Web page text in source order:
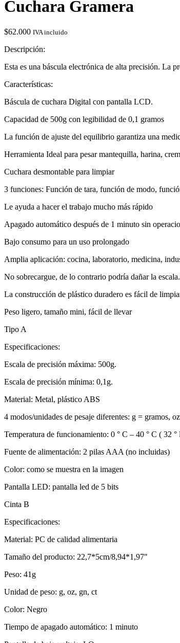
Cuchara Gramera
$62.000 IVA incluido
Descripción:
Esta es una báscula electrónica de alta precisión. La
Características:
Báscula de cuchara Digital con pantalla LCD.
Capacidad de 500g con legibilidad de 0,1 gramos
La función de ajuste del equilibrio garantiza una
Herramienta Ideal para pesar mantequilla, harina,
Cuchara desmontable para limpiar
3 funciones: Función de tara, función de modo,
Le ayuda a hacer el trabajo mucho más rápido
Apagado automático después de 1 minuto sin
Bajo consumo para un uso prolongado
Amplia aplicación: cocina, laboratorio, medicina,
No sobrecargue, de lo contrario podría dañar la escala.
La construcción de plástico duradero es fácil de
Peso ligero, tamaño mini, fácil de llevar
Tipo A
Especificaciones:
Escala de precisión máxima: 500g.
Escala de precisión mínima: 0,1g.
Material: Metal, plástico ABS
4 modos/unidades de pesaje diferentes: g = gramos,
Temperatura de funcionamiento: 0 ° C – 40 ° C ( 32 °
Fuente de alimentación: 2 pilas AAA (no incluidas)
Color: como se muestra en la imagen
Pantalla LED: pantalla led de 5 bits
Cinta B
Especificaciones:
Material: PC de calidad alimentaria
Tamaño del producto: 22,7*5cm/8,94*1,97″
Peso: 41g
Unidad de peso: g, oz, gn, ct
Color: Negro
Tiempo de apagado automático: 1 minuto